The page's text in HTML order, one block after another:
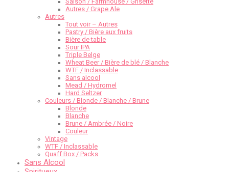
Autres / Grape Ale
Autres
Tout voir – Autres
Pastry / Bière aux fruits
Bière de table
Sour IPA
Triple Belge
Wheat Beer / Bière de blé / Blanche
WTF / Inclassable
Sans alcool
Mead / Hydromel
Hard Seltzer
Couleurs / Blonde / Blanche / Brune
Blonde
Blanche
Brune / Ambrée / Noire
Couleur
Vintage
WTF / Inclassable
Quaff Box / Packs
Sans Alcool